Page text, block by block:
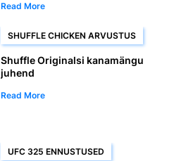
Read More
SHUFFLE CHICKEN ARVUSTUS
Shuffle Originalsi kanamängu
juhend
Read More
UFC 325 ENNUSTUSED